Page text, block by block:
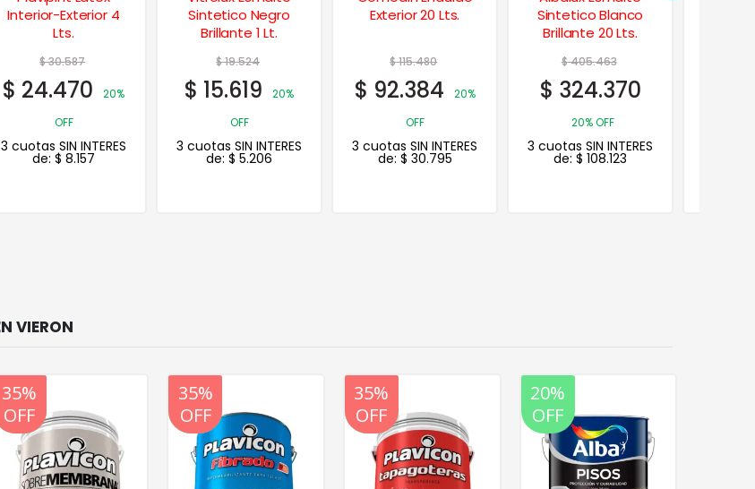
Sintetico Negro
Brillante 1 Lt.
$19.524
$ 15.619
20%
OFF
3 cuotas SIN INTERES
de: $5.206
Exterior 20 Lts.
$115.480
$92.384
20%
OFF
3 cuotas SIN INTERES
de: $30.795
Sintetico Blanco
$405.463
$324.370
20% OFF
3 cuotas SIN INTERES
de: $ 108.123
Impermeabilizante
Frentes y Muros 10
$157.823
$ 102.585
35% OFF
3 cuotas SIN INTERES
de:$ 34.195
20%
OFF
35%
OFF
20%
OFF
35%
OFF
20%
OFF
35%
OFF
20%
OFF